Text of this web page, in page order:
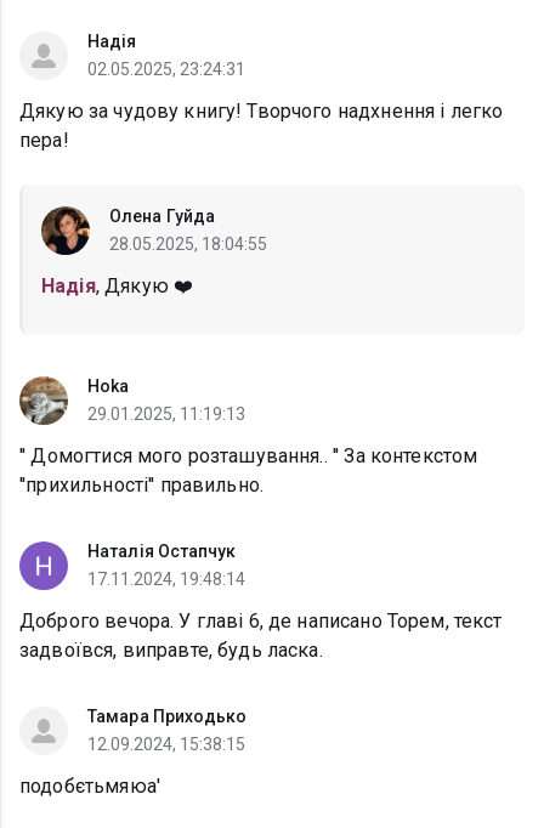
Надія
02.05.2025, 23:24:31
Дякую за чудову книгу! Творчого надхнення і легко
пера!
Олена Гуйда
28.05.2025, 18:04:55
Надія, Дякую ❤️
Hoka
29.01.2025, 11:19:13
'' Домогтися мого розташування.. '' За контекстом
''прихильності'' правильно.
Наталія Остапчук
17.11.2024, 19:48:14
Доброго вечора. У главі 6, де написано Торем, текст
задвоївся, виправте, будь ласка.
Тамара Приходько
12.09.2024, 15:38:15
подобєтьмяюа'